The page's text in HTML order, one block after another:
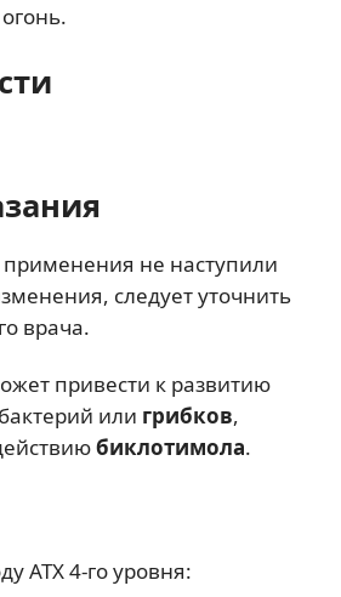
применения не наступили
следует уточнить
врача.
привести к развитию
бактерий или грибков,
биклотимола.
АТХ 4-го уровня: